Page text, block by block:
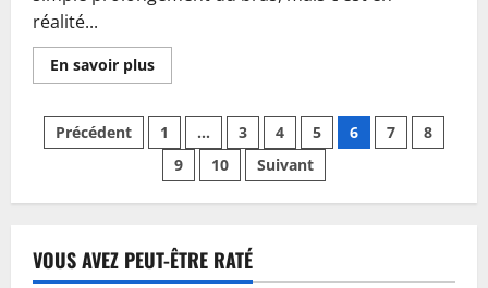
réalité...
En savoir plusEn
savoir
Comment
choisir
la
canne
de
hockey
améliorer
votre
jeu
Pagination
Précédent 1 … 3 4 5 6 7
8
9
10 Suivant
VOUS AVEZ PEUT-ÊTRE RATÉ